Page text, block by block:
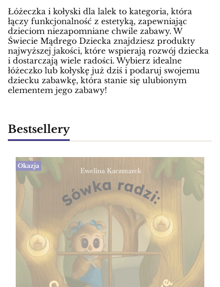
Łóżeczka i kołyski dla lalek to kategoria, która
łączy funkcjonalność z estetyką, zapewniając
dzieciom niezapomniane chwile zabawy. W
Świecie Mądrego Dziecka znajdziesz produkty
najwyższej jakości, które wspierają rozwój dziecka
i dostarczają wiele radości. Wybierz idealne
łóżeczko lub kołyskę już dziś i podaruj swojemu
dziecku zabawkę, która stanie się ulubionym
elementem jego zabawy!
Bestsellery
Okazja